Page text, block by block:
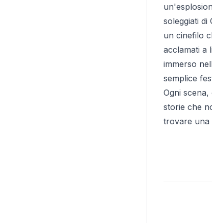
soleggiati di
un cinefilo
acclamati a
immerso
semplice
Ogni
storie che
trovare una